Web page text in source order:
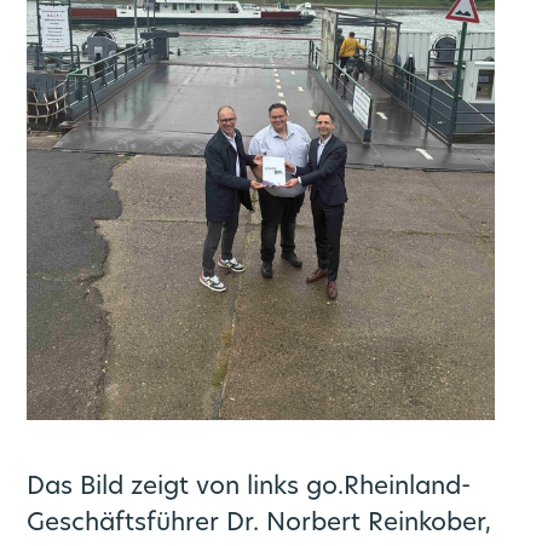
Das Bild zeigt von links go.Rheinland-
Geschäftsführer Dr. Norbert Reinkober,